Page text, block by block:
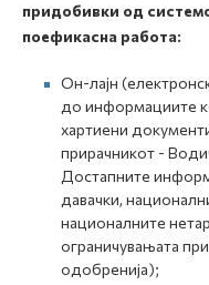
придобивки од
поефикасна работа:
Он-лајн
до информациите
хартиени
прирачникот -
Достапните
давачки,
националните
ограничувањата
одобренија);